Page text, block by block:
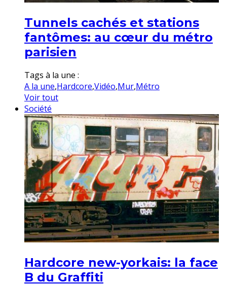
Tunnels cachés et stations
fantômes: au cœur du métro
parisien
Tags à la une :
A la une,Hardcore,Vidéo,Mur,Métro
Voir tout
Société
Hardcore new-yorkais: la face
B du Graffiti